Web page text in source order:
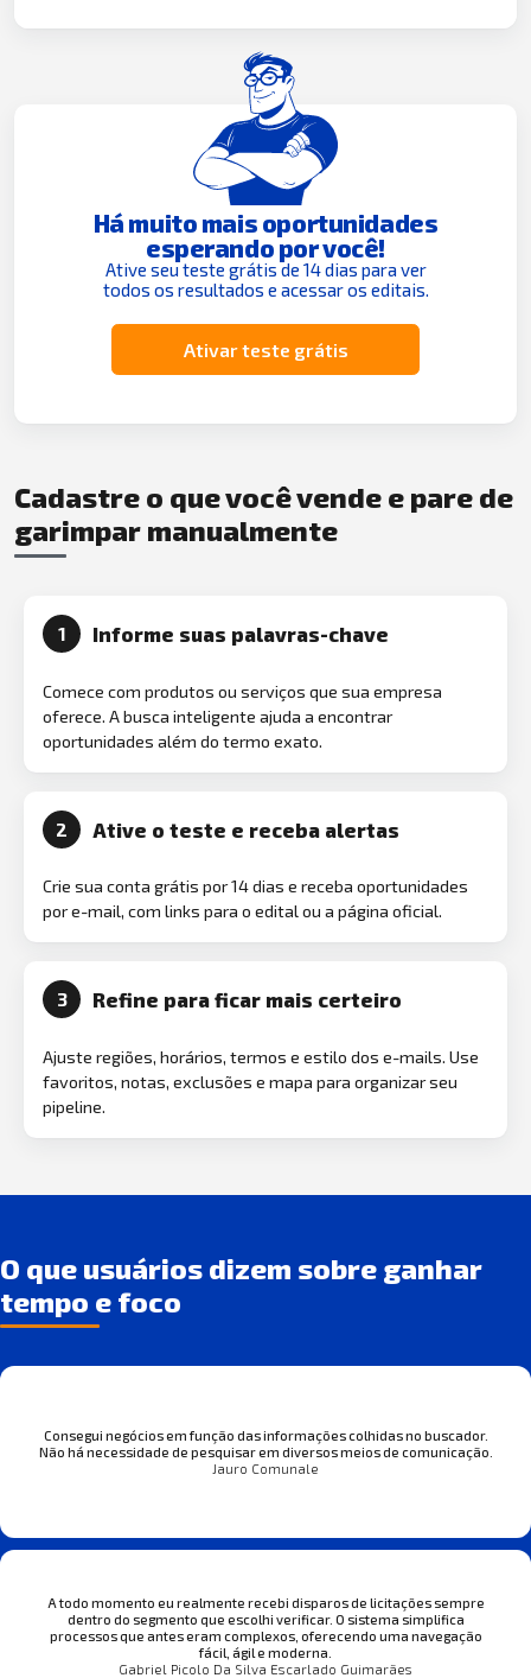
Há muito mais oportunidades
esperando por você!
Ative seu teste grátis de 14 dias para ver
todos os resultados e acessar os editais.
Ativar teste grátis
Cadastre o que você vende e pare de
garimpar manualmente
1 Informe suas palavras-chave
Comece com produtos ou serviços que sua empresa
oferece. A busca inteligente ajuda a encontrar
oportunidades além do termo exato.
2 Ative o teste e receba alertas
Crie sua conta grátis por 14 dias e receba oportunidades
por e-mail, com links para o edital ou a página oficial.
3 Refine para ficar mais certeiro
Ajuste regiões, horários, termos e estilo dos e-mails. Use
favoritos, notas, exclusões e mapa para organizar seu
pipeline.
O que usuários dizem sobre ganhar
tempo e foco
Consegui negócios em função das informações colhidas no buscador.
Não há necessidade de pesquisar em diversos meios de comunicação.
Jauro Comunale
A todo momento eu realmente recebi disparos de licitações sempre
dentro do segmento que escolhi verificar. O sistema simplifica
processos que antes eram complexos, oferecendo uma navegação
fácil, ágil e moderna.
Gabriel Picolo Da Silva Escarlado Guimarães